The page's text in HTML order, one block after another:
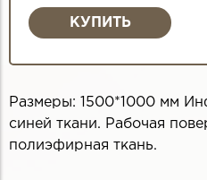
Размеры: 1500*1000 мм
синей ткани. Рабочая
полиэфирная ткань.